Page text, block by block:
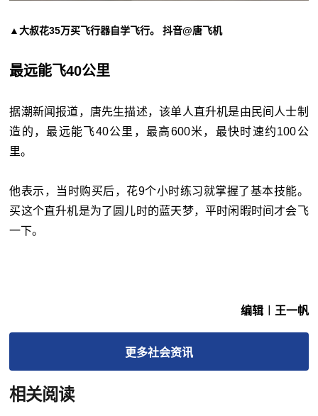
▲大叔花35万买飞行器自学飞行。 抖音@唐飞机
最远能飞40公里
据潮新闻报道，唐先生描述，该单人直升机是由民间人士制
造的，最远能飞40公里，最高600米，最快时速约100公
里。
他表示，当时购买后，花9个小时练习就掌握了基本技能。
买这个直升机是为了圆儿时的蓝天梦，平时闲暇时间才会飞
一下。
编辑︱王一帆
更多社会资讯
相关阅读